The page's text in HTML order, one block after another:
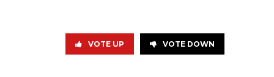
VOTE UP VOTE DOWN